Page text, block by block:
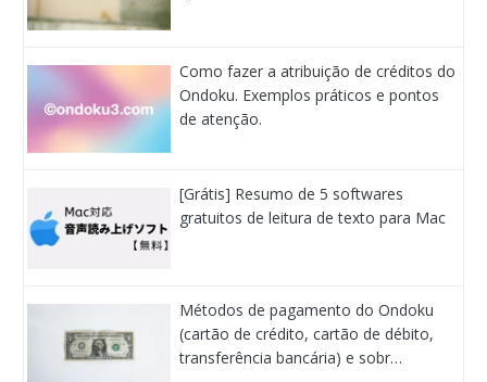
Como fazer a atribuição de créditos do
Ondoku. Exemplos práticos e pontos
de atenção.
[Grátis] Resumo de 5 softwares
gratuitos de leitura de texto para Mac
Métodos de pagamento do Ondoku
(cartão de crédito, cartão de débito,
transferência bancária) e sobr…